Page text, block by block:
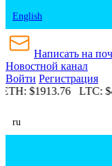
English
Написать на
Новостной канал
Войти Регистрация
$1913.76 LTC:
ru